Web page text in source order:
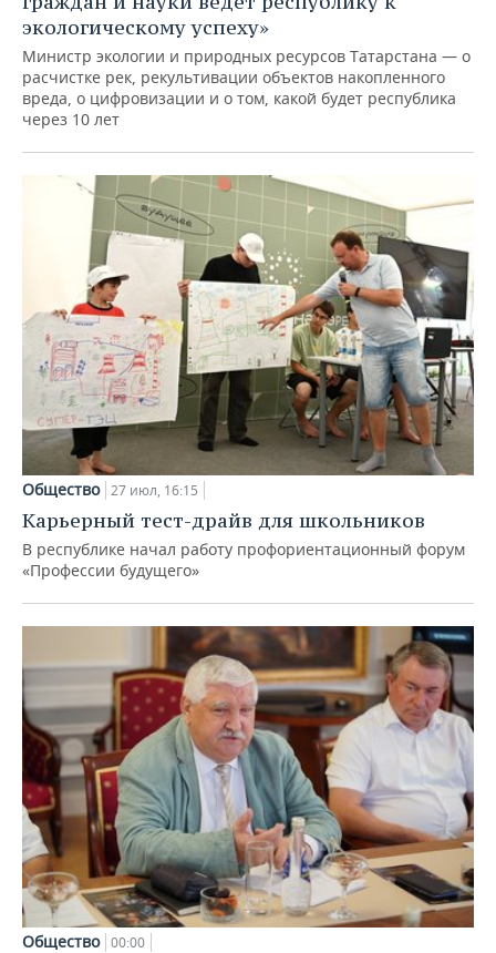
экологическому успеху»
Министр экологии и природных ресурсов Татарстана — о
расчистке рек, рекультивации объектов накопленного
вреда, о цифровизации и о том, какой будет республика
через 10 лет
Общество 27 июл, 16:15
Карьерный тест-драйв для школьников
В республике начал работу профориентационный форум
«Профессии будущего»
Общество 00:00